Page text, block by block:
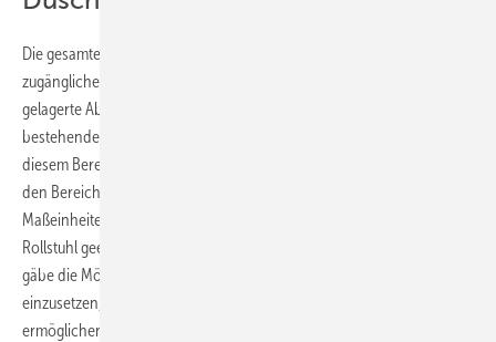
Die gesamte Raumbreite von 207 cm wurde als großzügige, frei
zugängliche Duschzone umgestaltet. Der rechts neben dem Bad
gelagerte Abstellraum ermöglichte diverse Einbauten in die
bestehende Wand. Die Platzierung des WCs musste eben auch in
diesem Bereich erfolgen, sodass die Tiefe der Duschzone von 90 cm
den Bereich WC auf nur knapp 70 cm Breite beschränkt. Diese
Maßeinheiten sind nicht unbedingt für eine eigenständige Nutzung mit
Rollstuhl geeignet, aber mehr lässt das Platzangebot eben nicht zu. Es
gäbe die Möglichkeit, einen variablen Vorhang als Spritzschutz
einzusetzen, um eine Doppelnutzung der beiden Bereiche zu
ermöglichen und damit mehr Bewegungsfläche zu schaffen.